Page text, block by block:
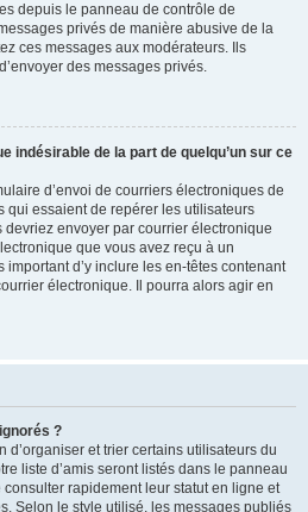
depuis le panneau de contrôle de
privés de manière abusive de la
ces messages aux modérateurs. Ils
des messages privés.
indésirable de la part de quelqu’un sur ce
d’envoi de courriers électroniques de
qui essaient de repérer les utilisateurs
devriez envoyer par courrier électronique
que vous avez reçu à un
important d’y inclure les en-têtes contenant
électronique. Il pourra alors agir en
?
d’organiser et trier certains utilisateurs du
liste d’amis seront listés dans le panneau
rapidement leur statut en ligne et
Selon le style utilisé, les messages publiés